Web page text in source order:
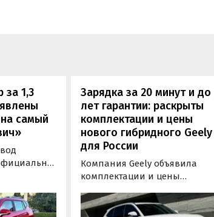
за 1,3
самый
360
такую
Зарядка за 20 минут и до
лет гарантии: раскрыты
комплектации и цены
нового гибридного Geely
для России
Компания Geely объявила
комплектации и цены
новой версии EM-R с
установкой